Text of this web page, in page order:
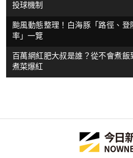
投球機制
颱風動態整理！白海豚「路徑、
率」一覽
百萬網紅肥大叔是誰？從不會煮
煮菜爆紅